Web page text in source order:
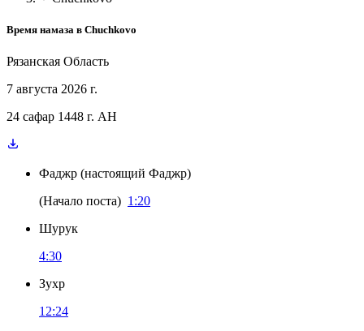
Время намаза в Chuchkovo
Рязанская Область
7 августа 2026 г.
24 сафар 1448 г. AH
Фаджр (настоящий Фаджр)
(Начало поста) 1:20
Шурук
4:30
Зухр
12:24